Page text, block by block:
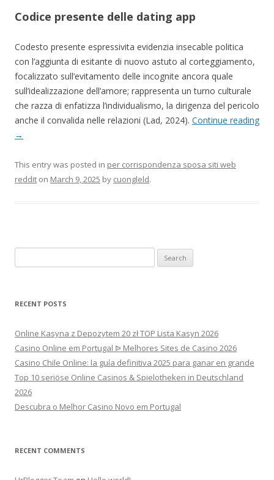
Codice presente delle dating app
Codesto presente espressivita evidenzia insecable politica
con l’aggiunta di esitante di nuovo astuto al corteggiamento,
focalizzato sull’evitamento delle incognite ancora quale
sull’idealizzazione dell’amore; rappresenta un turno culturale
che razza di enfatizza l’individualismo, la dirigenza del pericolo
anche il convalida nelle relazioni (Lad, 2024). Continue reading
→
This entry was posted in per corrispondenza sposa siti web
reddit on March 9, 2025 by cuongleld.
for:
RECENT POSTS
Online Kasyna z Depozytem 20 zł TOP Lista Kasyn 2026
Casino Online em Portugal ᐉ Melhores Sites de Casino 2026
Casino Chile Online: la guía definitiva 2025 para ganar en grande
Top 10 seriöse Online Casinos & Spielotheken in Deutschland
2026
Descubra o Melhor Casino Novo em Portugal
RECENT COMMENTS